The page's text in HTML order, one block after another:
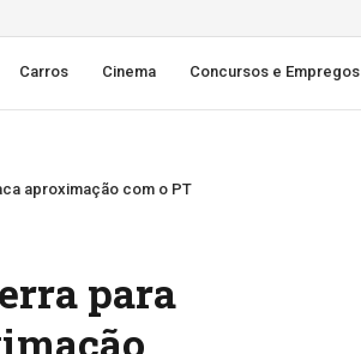
Carros Cinema Concursos e Empregos
aproximação com o PT
para